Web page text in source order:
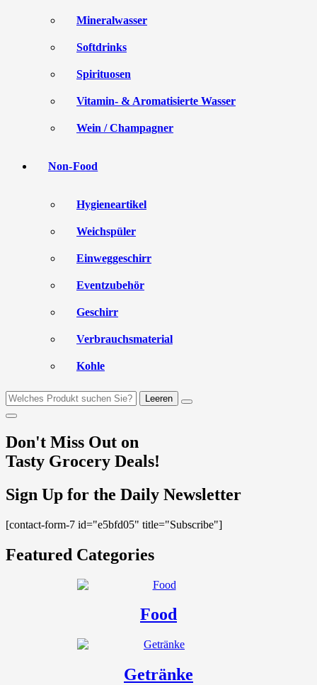
Mineralwasser
Softdrinks
Spirituosen
Vitamin- & Aromatisierte Wasser
Wein / Champagner
Non-Food
Hygieneartikel
Weichspüler
Einweggeschirr
Eventzubehör
Geschirr
Verbrauchsmaterial
Kohle
Leeren
Don't Miss Out on
Tasty Grocery Deals!
Sign Up for the Daily Newsletter
[contact-form-7 id="e5bfd05" title="Subscribe"]
Featured Categories
Food
Getränke